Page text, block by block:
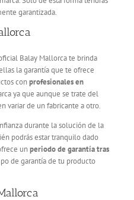
garantizada.
Balay Mallorca te brinda
la garantía que te ofrece
conprofesionales en
ya que aunque se trate del
variar de un fabricante a otro.
durante la solución de la
podrás estar tranquilo dado
unperiodo de garantía tras
de garantía de tu producto